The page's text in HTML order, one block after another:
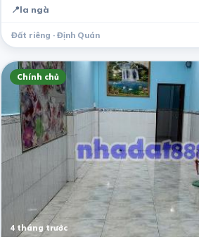
📍la ngà
Đất riêng · Định Quán
Chính chủ
4 tháng trước